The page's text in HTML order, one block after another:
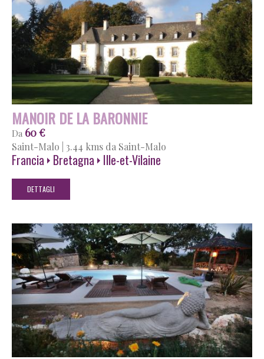
MANOIR DE LA BARONNIE
Da 60 €
Saint-Malo 3.44 kms da Saint-Malo
Francia Bretagna Ille-et-Vilaine
DETTAGLI